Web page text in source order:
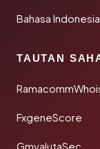
Bahasa Indonesia
TAUTAN
FxgeneScore
GmvalutaSec